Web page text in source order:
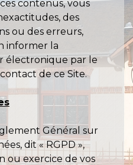
contenus, vous
des
ou des erreurs,
informer la
électronique par le
de ce Site.
Général sur
dit « RGPD »,
ou exercice de vos